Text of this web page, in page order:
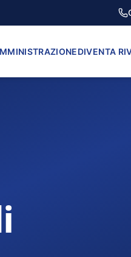
DIVENTA